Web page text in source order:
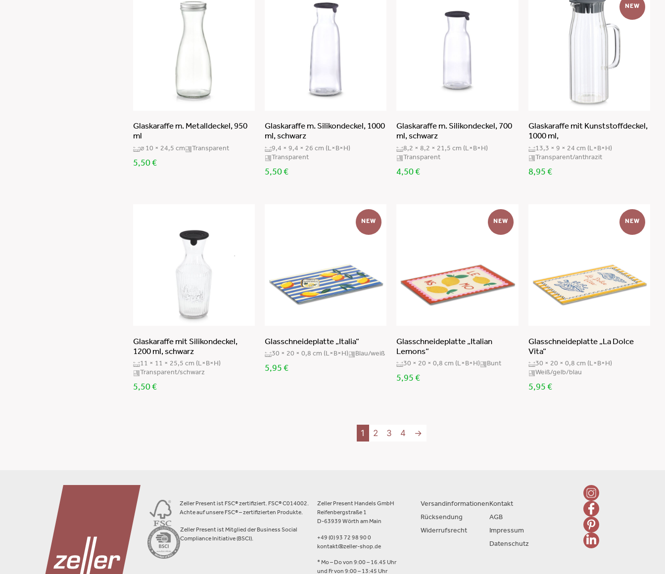
Glaskaraffe m. Metalldeckel, 950
ml
⌀ 10 × 24,5 cm Transparent
5,50€
Glaskaraffe m. Silikondeckel, 1000
ml, schwarz
9,4 × 9,4 × 26 cm (L×B×H)
Transparent
5,50€
Glaskaraffe m. Silikondeckel, 700
ml, schwarz
8,2 × 8,2 × 21,5 cm (L×B×H)
Transparent
4,50€
NEW
Glaskaraffe mit Kunststoffdeckel,
1000 ml,
13,3 × 9 × 24 cm (L×B×H)
Transparent/anthrazit
8,95 €
Glaskaraffe mit Silikondeckel,
1200 ml, schwarz
11 × 11 × 25,5 cm (L×B×H)
Transparent/schwarz
5,50€
NEW
Glasschneideplatte „Italia“
30 × 20 × 0,8 cm (L×B×H) Blau/weiß
5,95€
NEW
Glasschneideplatte „Italian
Lemons“
30 × 20 × 0,8 cm (L×B×H) Bunt
5,95€
NEW
Glasschneideplatte „La Dolce
Vita“
30 × 20 × 0,8 cm (L×B×H)
Weiß/gelb/blau
5,95 €
1 2 3 4 →
Zeller Present ist FSC® zertifiziert. FSC® C014002.
Achte auf unsere FSC® – zertifizierten Produkte.
Zeller Present ist Mitglied der Business Social
Compliance Initiative (BSCI).
Zeller Present Handels GmbH
Reifenbergstraße 1
D-63939 Wörth am Main
+49 (0) 93 72 98 90 0
kontakt@zeller-shop.de
* Mo – Do von 9:00 – 16.45 Uhr
und Fr von 9:00 – 13:45 Uhr
Versandinformationen
Rücksendung
Widerrufsrecht
Kontakt
AGB
Impressum
Datenschutz